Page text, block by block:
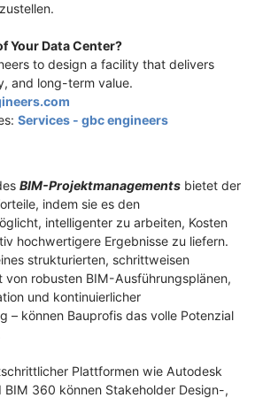
Your Data Center?
to design a facility that delivers
and long-term value.
Services - gbc engineers
BIM-Projektmanagements bietet der
indem sie es den
intelligenter zu arbeiten, Kosten
hochwertigere Ergebnisse zu liefern.
strukturierten, schrittweisen
von robusten BIM-Ausführungsplänen,
und kontinuierlicher
– können Bauprofis das volle Potenzial
Plattformen wie Autodesk
BIM 360 können Stakeholder Design-,